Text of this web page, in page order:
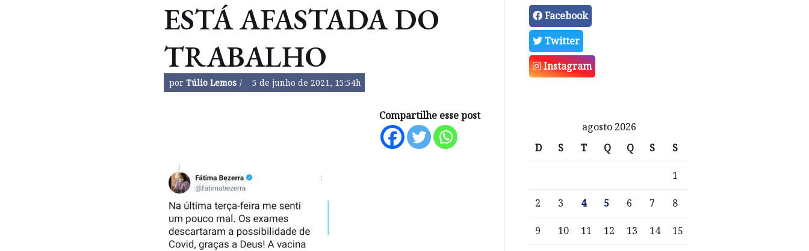
ESTÁ AFASTADA DO
TRABALHO
por Túlio Lemos 5 de junho de 2021, 15:54h
Compartilhe esse post
Facebook
Twitter
Instagram
agosto 2026
D
S T Q Q S S
1
2 3 4 5 6 7 8
9 10 11 12 13 14 15